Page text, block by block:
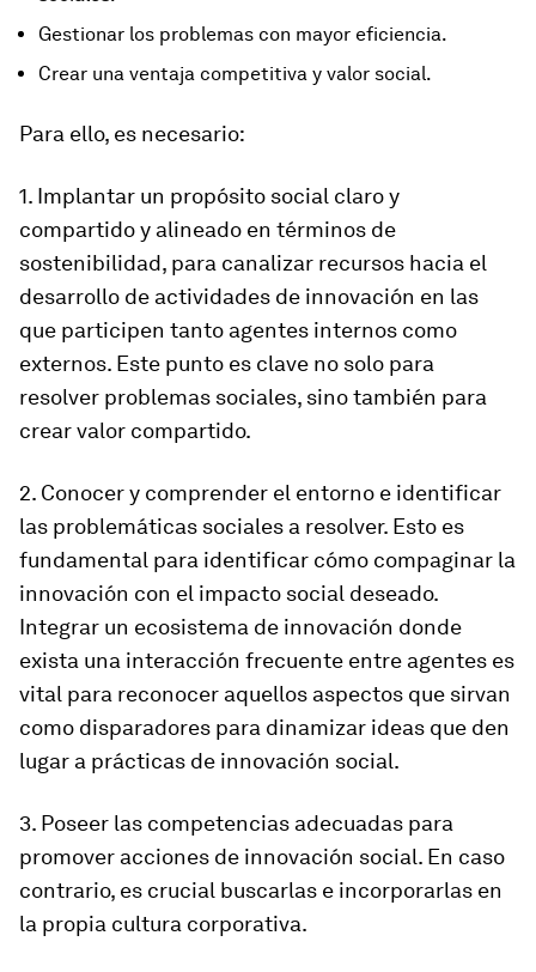
Gestionar los problemas con mayor eficiencia.
Crear una ventaja competitiva y valor social.
Para ello, es necesario:
1. Implantar un propósito social claro y
compartido y alineado en términos de
sostenibilidad, para canalizar recursos hacia el
desarrollo de actividades de innovación en las
que participen tanto agentes internos como
externos. Este punto es clave no solo para
resolver problemas sociales, sino también para
crear valor compartido.
2. Conocer y comprender el entorno e identificar
las problemáticas sociales a resolver. Esto es
fundamental para identificar cómo compaginar la
innovación con el impacto social deseado.
Integrar un ecosistema de innovación donde
exista una interacción frecuente entre agentes es
vital para reconocer aquellos aspectos que sirvan
como disparadores para dinamizar ideas que den
lugar a prácticas de innovación social.
3. Poseer las competencias adecuadas para
promover acciones de innovación social. En caso
contrario, es crucial buscarlas e incorporarlas en
la propia cultura corporativa.